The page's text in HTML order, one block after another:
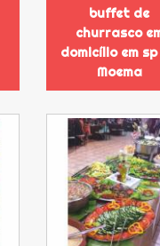
buffet de
churrasco
domicílio em sp
Moema